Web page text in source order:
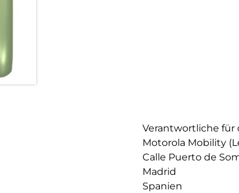
Verantwortliche für
Motorola Mobility
Calle Puerto de
Madrid
Spanien